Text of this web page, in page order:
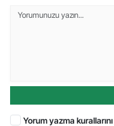
Yorum yazma kurallarını